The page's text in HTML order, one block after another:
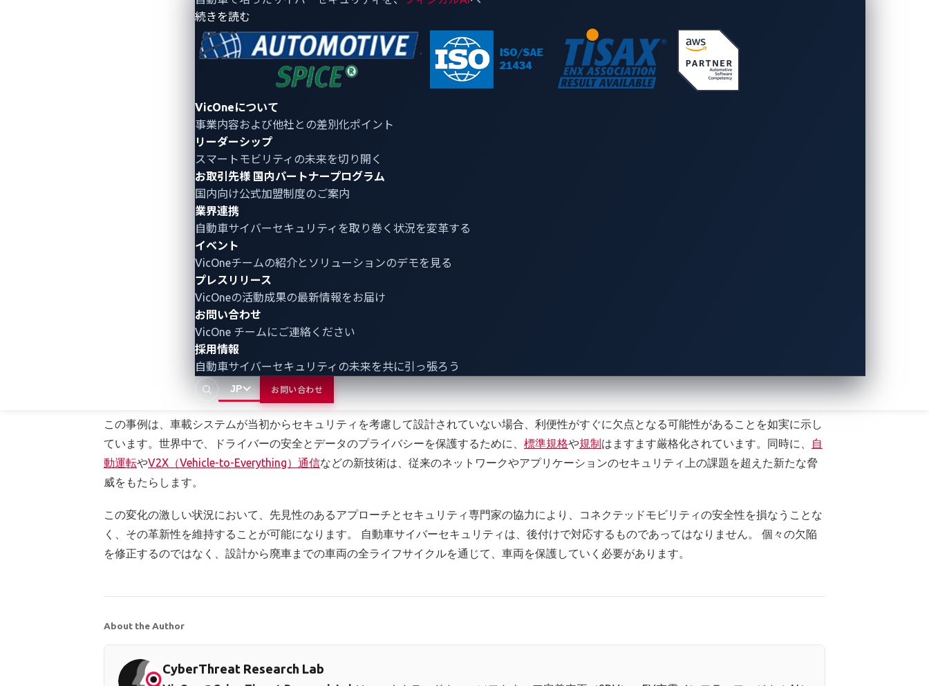
続きを読む
VicOneについて
事業内容および他社との差別化ポイント
リーダーシップ
スマートモビリティの未来を切り開く
お取引先様 国内パートナープログラム
国内向け公式加盟制度のご案内
業界連携
自動車サイバーセキュリティ を取り巻く状況を変革する
イベント
VicOneチームの紹介とソリューションのデモを見る
プレスリリース
VicOneの活動成果の最新情報をお届け
お問い合わせ
VicOne チームにご連絡ください
採用情報
自動車サイバーセキュリティの未来を共に引っ張ろう
JP お問い合わせ
幸いにも、SUBARUは迅速に脆弱性を修正しました。また、リサーチャーは攻撃が再現できなくなったことを確認しました。
このIVI脆弱性から得られるセキュリティ対策の教訓
車両がますますコネクテッド化し、ソフトウェアで制御
されるようになるにつれ、その複雑性と攻撃対象領域は従来のITネットワークを超えて、
自動車自体にまで拡大しています。この相互接続性はリスクを拡大させる可能性があり、管理者権限による遠隔操作での車両ロック解除や機密デ
ータへのアクセスなどの侵害は特に深刻な問題となります。
自動車メーカー（OEM）は、消費者向けアプリケーション以外のすべてのバックエンドシステムと管理ポータルを厳格にテストすることで、
車サイバーセキュリティを強化する必要があります。APIとウェブサイトのセキュリティ脆弱性を特定するには、定期的な第三者による侵入テス
原則である「権限付与は必要最小現とする」セキュリティ規範を遵守すること、そしてバックエンドシステムへのユーザーデータの送信を適切に
制限することで、リスクを軽減することができます。さらに、これらの取り組みをITセキュリティオペレーションセンター（SOC）と
キュリティオペレーションセンター（VSOC）全体にわたる継続的な監視と統合することで、自動車のサイバーセキュリティが強化されます。
OEMは、APIセキュリティイベントと車両データを関連付けることで、コンテクスト化されたリスクの可視性を獲得し、より効果的なリスク評価
と新たな脅威に対するより適切なリソース配分が可能になります。
まとめ：設計から廃車まで、IVIのライフサイクル全体のセキュリティ
この事例は、車載システムが当初からセキュリティを考慮して設計されていない場合、利便性がすぐに欠点となる可能性があることを如実に示し
ています。世界中で、ドライバーの安全とデータのプライバシーを保護するために、 標準規格や規制はますます厳格化されています。同時に、
自
動運転やV2X（Vehicle-to-Everything）通信などの新技術は、従来のネットワークやアプリケーションのセキュリティ上の課題を超えた新たな脅
威をもたらします。
この変化の激しい状況において、先見性のあるアプローチとセキュリティ専門家の協力により、コネクテッドモビリティの安全性を損なうことな
く、その革新性を維持することが可能になります。 自動車サイバーセキュリティは、後付けで対応するものであってはなりません。 個々の欠陥
を修正するのではなく、設計から廃車までの車両の全ライフサイクルを通じて、車両を保護していく必要があります。
About the Author
CyberThreat Research Lab